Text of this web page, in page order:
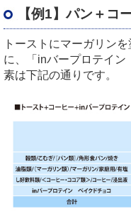
【例1】パン＋コ
トーストにマーガリン
に、「 inバープロテイ
素は下記の通りです。